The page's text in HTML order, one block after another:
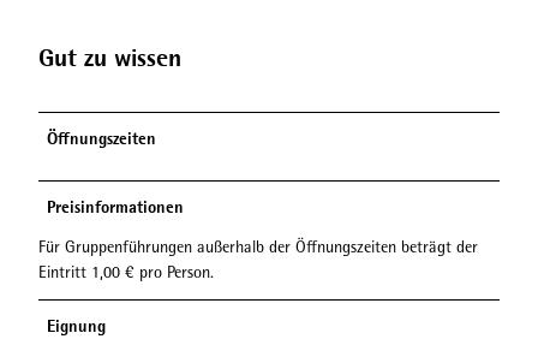
Gut zu wissen
Öffnungszeiten
Preisinformationen
Für Gruppenführungen außerhalb der Öffnungszeiten beträgt der
Eintritt 1,00 € pro Person.
Eignung